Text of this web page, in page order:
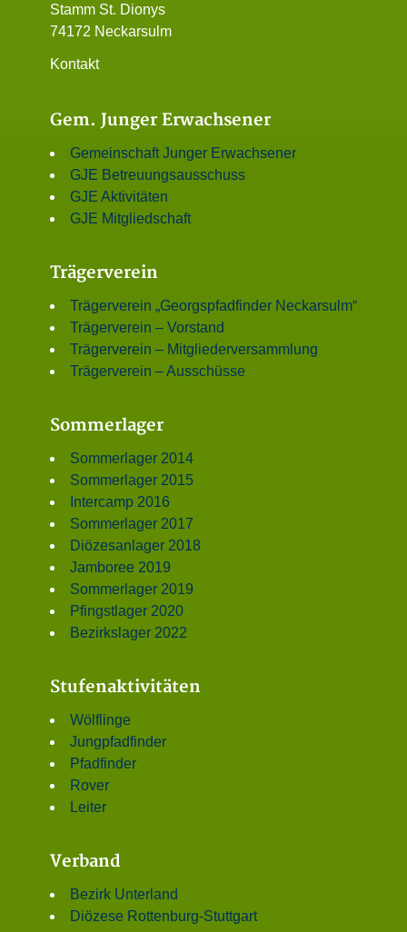
Stamm St. Dionys
74172 Neckarsulm
Kontakt
Gem. Junger Erwachsener
Gemeinschaft Junger Erwachsener
GJE Betreuungsausschuss
GJE Aktivitäten
GJE Mitgliedschaft
Trägerverein
Trägerverein „Georgspfadfinder Neckarsulm“
Trägerverein – Vorstand
Trägerverein – Mitgliederversammlung
Trägerverein – Ausschüsse
Sommerlager
Sommerlager 2014
Sommerlager 2015
Intercamp 2016
Sommerlager 2017
Diözesanlager 2018
Jamboree 2019
Sommerlager 2019
Pfingstlager 2020
Bezirkslager 2022
Stufenaktivitäten
Wölflinge
Jungpfadfinder
Pfadfinder
Rover
Leiter
Verband
Bezirk Unterland
Diözese Rottenburg-Stuttgart